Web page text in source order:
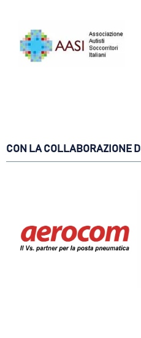
CON LA COLLABORAZIONE DI